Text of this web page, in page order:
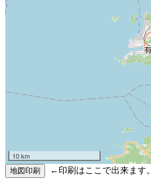
10 km
←印刷はここで出来ます。